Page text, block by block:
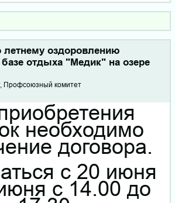
оздоровлению
базе отдыха "Медик" на озере
Профсоюзный комитет
необходимо
договора.
с 20 июня
с 14.00 до